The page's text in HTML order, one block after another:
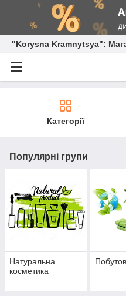
"Korysna Kramnytsya":
Категорії
Популярні групи
Натуральна
косметика